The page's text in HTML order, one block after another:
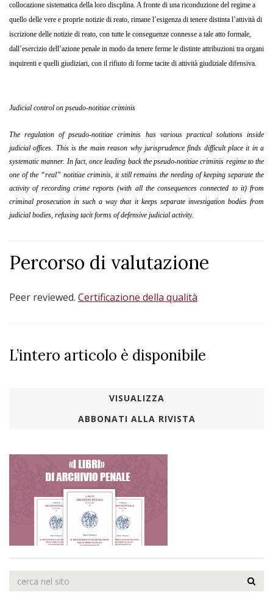
collocazione sistematica della loro discplina. A fronte di una riconduzione del regime a
quello delle vere e proprie notizie di reato, rimane l’esigenza di tenere distinta l’attività di
iscrizione delle notizie di reato, con tutte le conseguenze connesse a tale atto formale,
dall’esercizio dell’azione penale in modo da tenere ferme le distinte attribuzioni tra organi
inquirenti e quelli giudiziari, con il rifiuto di forme tacite di attività giudiziale difensiva.
Judicial control on pseudo-notitiae criminis
The regulation of pseudo-notitiae criminis has various practical solutions inside
judicial offices. This is the main reason why jurisprudence finds difficult place it in a
systematic manner. In fact, once leading back the pseudo-notitiae criminis regime to the
one of the “real” notitiae criminis, it still remains the needing of keeping separate the
activity of recording crime reports (with all the consequences connected to it) from
criminal prosecution in such a way that it keeps separate investigation bodies from
judicial bodies, refusing tacit forms of defensive judicial activity.
Percorso di valutazione
Peer reviewed. Certificazione della qualità
L’intero articolo è disponibile
VISUALIZZA
ABBONATI ALLA RIVISTA